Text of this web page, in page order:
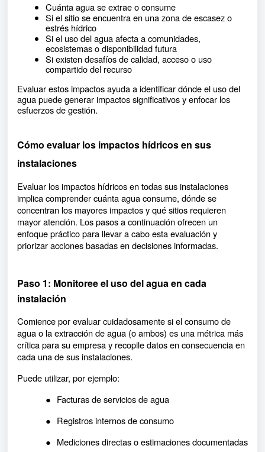
Cuánta agua se extrae o consume
Si el sitio se encuentra en una zona de escasez o
estrés hídrico
Si el uso del agua afecta a comunidades,
ecosistemas o disponibilidad futura
Si existen desafíos de calidad, acceso o uso
compartido del recurso
Evaluar estos impactos ayuda a identificar dónde el uso del
agua puede generar impactos significativos y enfocar los
esfuerzos de gestión.
Cómo evaluar los impactos hídricos en sus
instalaciones
Evaluar los impactos hídricos en todas sus instalaciones
implica comprender cuánta agua consume, dónde se
concentran los mayores impactos y qué sitios requieren
mayor atención. Los pasos a continuación ofrecen un
enfoque práctico para llevar a cabo esta evaluación y
priorizar acciones basadas en decisiones informadas.
Paso 1: Monitoree el uso del agua en cada
instalación
Comience por evaluar cuidadosamente si el consumo de
agua o la extracción de agua (o ambos) es una métrica más
crítica para su empresa y recopile datos en consecuencia en
cada una de sus instalaciones.
Puede utilizar, por ejemplo:
● Facturas de servicios de agua
● Registros internos de consumo
● Mediciones directas o estimaciones documentadas